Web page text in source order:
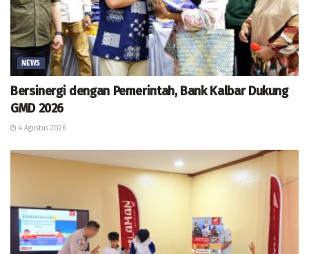
NEWS
Bersinergi dengan Pemerintah, Bank Kalbar Dukung
GMD 2026
4 Agustus 2026